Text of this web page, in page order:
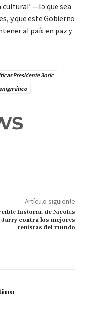
—lo que sea
y que este Gobierno
al país en paz y
Presidente Boric
Artículo siguiente
historial de Nicolás
Jarry contra los mejores
tenistas del mundo